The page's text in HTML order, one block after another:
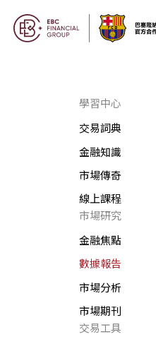
學習中心
交易詞典
金融知識
市場傳奇
線上課程
市場研究
金融焦點
數據報告
市場分析
市場期刊
交易工具